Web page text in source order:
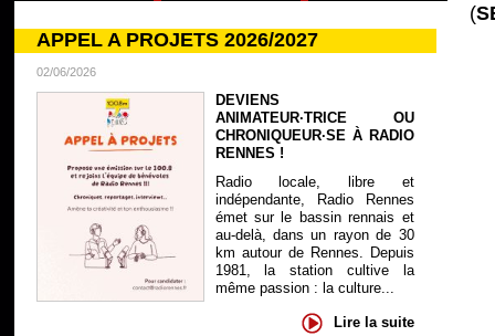
APPEL A PROJETS 2026/2027
02/06/2026
DEVIENS
ANIMATEUR·TRICE OU
CHRONIQUEUR·SE À RADIO
RENNES !
Radio locale, libre et
indépendante, Radio Rennes
émet sur le bassin rennais et
au-delà, dans un rayon de 30
km autour de Rennes. Depuis
1981, la station cultive la
même passion : la culture...
Lire la suite
(